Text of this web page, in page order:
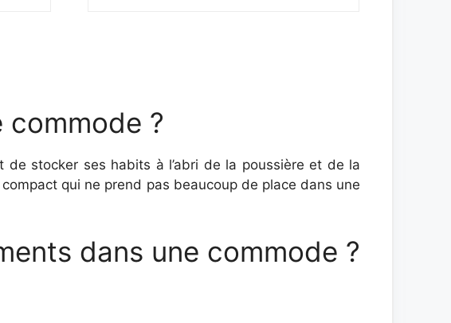
commode ?
stocker ses habits à l’abri de la poussière et de la
qui ne prend pas beaucoup de place dans une
dans une commode ?